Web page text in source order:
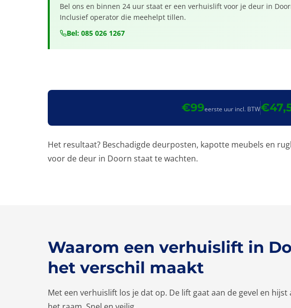
Bel ons en binnen 24 uur staat er een verhuislift voor je deur in
Inclusief operator die meehelpt tillen.
Bel: 085 026 1267
€99eerste uur incl. BTW
Het resultaat? Beschadigde deurposten, kapotte meubels en
voor de deur in Doorn staat te wachten.
Waarom een verhuislift in
het verschil maakt
Met een verhuislift los je dat op. De lift gaat aan de gevel en hijst